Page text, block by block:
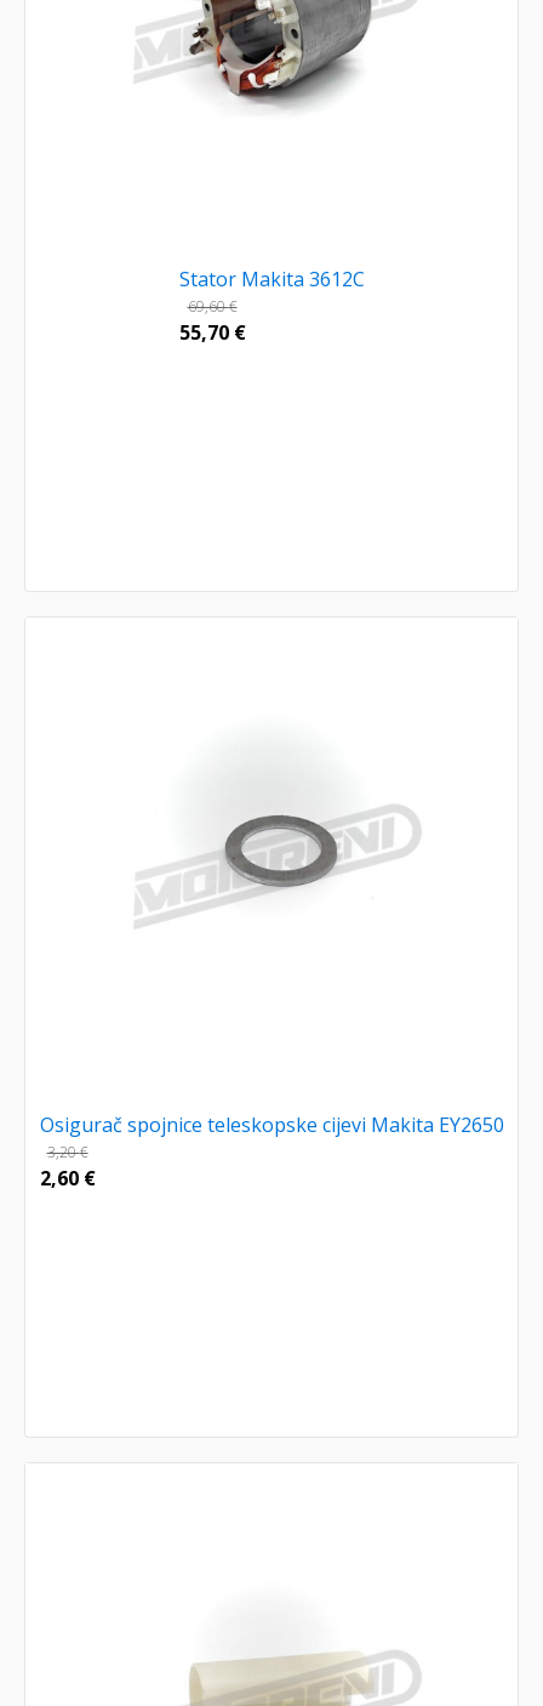
Stator Makita 3612C
69,60€
55,70 €
Osigurač spojnice teleskopske cijevi Makita EY2650
3,20€
2,60 €